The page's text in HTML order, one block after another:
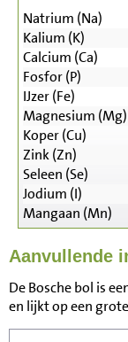
Natrium (Na)
Kalium (K)
Calcium (Ca)
Fosfor (P)
IJzer (Fe)
Magnesium (Mg)
Koper (Cu)
Zink (Zn)
Seleen (Se)
Jodium (I)
Mangaan (Mn)
Aanvullende
De Bosche bol is
en lijkt op een